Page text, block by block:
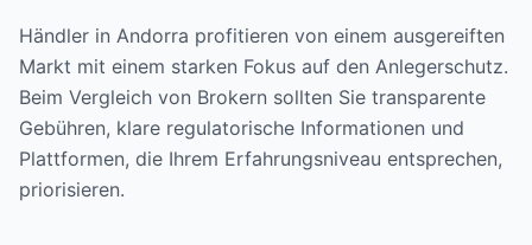
Händler in Andorra profitieren von einem ausgereiften
Markt mit einem starken Fokus auf den Anlegerschutz.
Beim Vergleich von Brokern sollten Sie transparente
Gebühren, klare regulatorische Informationen und
Plattformen, die Ihrem Erfahrungsniveau entsprechen,
priorisieren.